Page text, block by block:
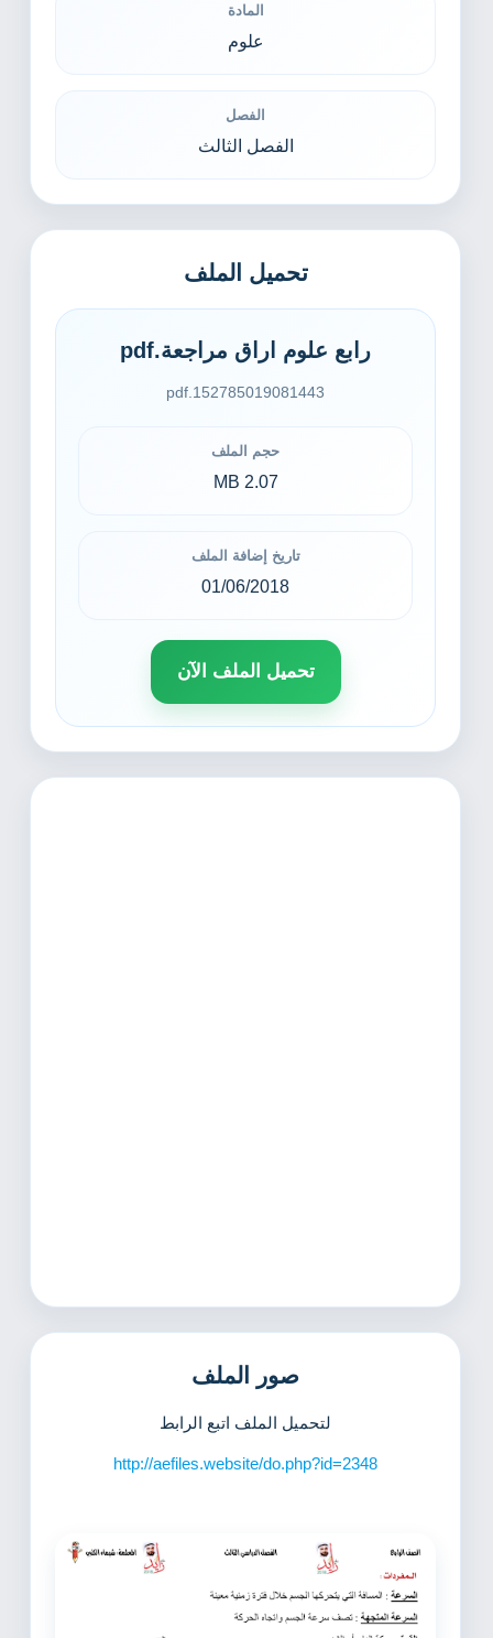
المادة
علوم
الفصل
الفصل الثالث
تحميل الملف
رابع علوم اراق مراجعة.pdf
152785019081443.pdf
حجم الملف
2.07 MB
تاريخ إضافة الملف
01/06/2018
تحميل الملف الآن
صور الملف
لتحميل الملف اتبع الرابط
http://aefiles.website/do.php?id=2348